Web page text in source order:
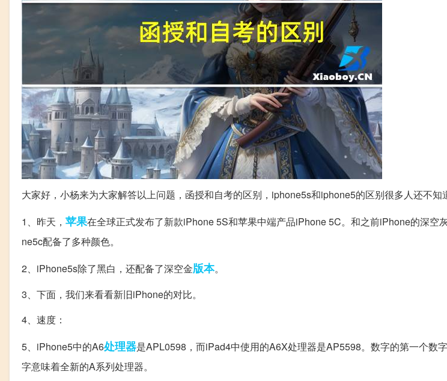
大家好，小杨来为大家解答以上问题，函授和自考的区别，iphone5s和iphone5的区别很多人还不知
1、昨天， 苹果在全球正式发布了新款iPhone 5S和苹果中端产品iPhone 5C。和之前iPhone的深空
ne5c配备了多种颜色。
2、iPhone5s除了黑白，还配备了深空金版本。
3、下面，我们来看看新旧iPhone的对比。
4、速度：
5、iPhone5中的A6处理器是APL0598，而iPad4中使用的A6X处理器是AP5598。数字的第一个数
字意味着全新的A系列处理器。